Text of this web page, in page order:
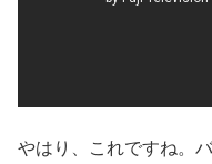
やはり、これですね。